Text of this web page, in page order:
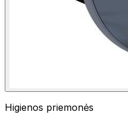
Higienos priemonės